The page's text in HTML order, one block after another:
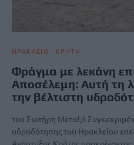
ΗΡΑΚΛΕΙΟ ΚΡΗΤΗ
Φράγμα με λεκάνη
Αποσέλεμη: Αυτή τη
την βέλτιστη
του Σωτήρη Μεταξά
υδροδότησης του Ηρακλείου